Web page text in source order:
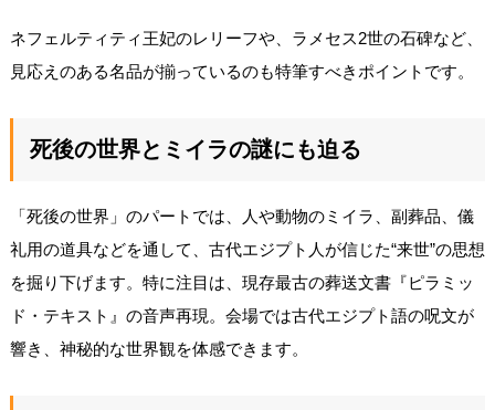
ネフェルティティ王妃のレリーフや、ラメセス2世の石碑など、
見応えのある名品が揃っているのも特筆すべきポイントです。
死後の世界とミイラの謎にも迫る
「死後の世界」のパートでは、人や動物のミイラ、副葬品、儀
礼用の道具などを通して、古代エジプト人が信じた“来世”の思想
を掘り下げます。特に注目は、現存最古の葬送文書『ピラミッ
ド・テキスト』の音声再現。会場では古代エジプト語の呪文が
響き、神秘的な世界観を体感できます。